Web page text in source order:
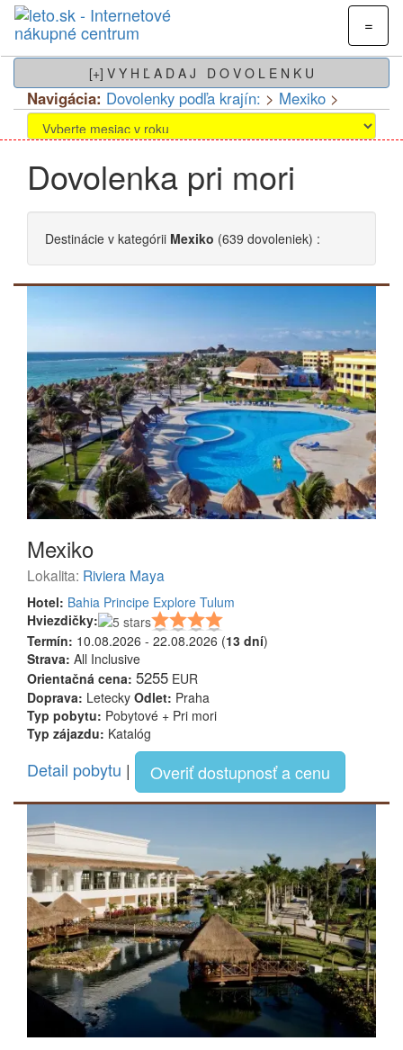
=
[+] V Y H Ľ A D A J D O V O L E N K U
Navigácia: Dovolenky podľa krajín: > Mexiko >
Dovolenka pri mori
Destinácie v kategórii Mexiko (639 dovoleniek) :
Mexiko
Lokalita: Riviera Maya
Hotel: Bahia Principe Explore Tulum
Hviezdičky:
Termín: 10.08.2026 - 22.08.2026 (13 dní)
Strava: All Inclusive
Orientačná cena: 5255 EUR
Doprava: Letecky Odlet: Praha
Typ pobytu: Pobytové + Pri mori
Typ zájazdu: Katalóg
Detail pobytu | Overiť dostupnosť a cenu